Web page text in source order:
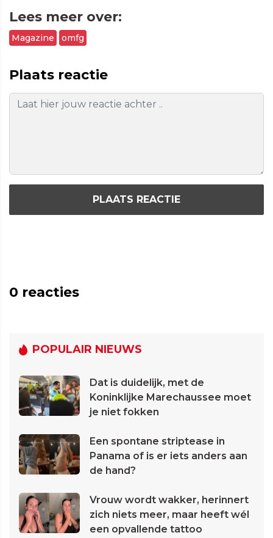
Lees meer over:
Magazine omfg
Plaats reactie
PLAATS REACTIE
0 reacties
POPULAIR NIEUWS
Dat is duidelijk, met de
Koninklijke Marechaussee moet
je niet fokken
Een spontane striptease in
Panama of is er iets anders aan
de hand?
Vrouw wordt wakker, herinnert
zich niets meer, maar heeft wél
een opvallende tattoo